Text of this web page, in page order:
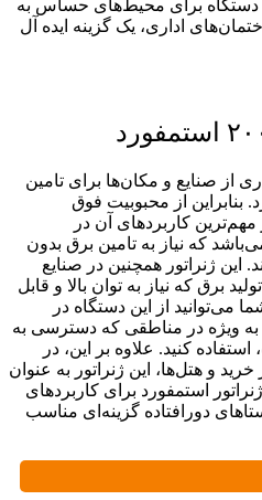
دستگاه برای محیط‌های حساس به
اداری، یک گزینه ایده آل
در بسیاری از صنایع و مکان‌ها برای تامین
بنابراین از محبوبیت فوق
کاربردهای آن در
که نیاز به تامین برق بدون
این ژنراتور همچنین در صنایع
برق که نیاز به توان بالا و قابل
می‌توانید از این دستگاه در
به ‌ویژه در مناطقی که دسترسی به
کنید. علاوه بر این، در
و هتل‌‌ها، این ژنراتور به ‌عنوان
استمفورد برای کاربردهای
دورافتاده گزینه‌ای مناسب